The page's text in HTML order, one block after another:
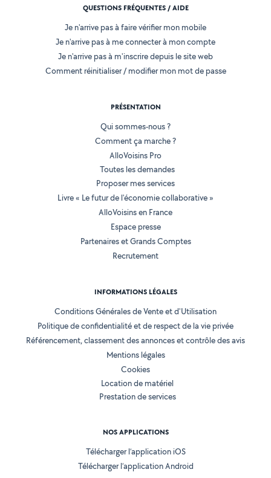
QUESTIONS FRÉQUENTES / AIDE
Je n'arrive pas à faire vérifier mon mobile
Je n'arrive pas à me connecter à mon compte
Je n'arrive pas à m'inscrire depuis le site web
Comment réinitialiser / modifier mon mot de passe
PRÉSENTATION
Qui sommes-nous ?
Comment ça marche ?
AlloVoisins Pro
Toutes les demandes
Proposer mes services
Livre « Le futur de l'économie collaborative »
AlloVoisins en France
Espace presse
Partenaires et Grands Comptes
Recrutement
INFORMATIONS LÉGALES
Conditions Générales de Vente et d'Utilisation
Politique de confidentialité et de respect de la vie privée
Référencement, classement des annonces et contrôle des avis
Mentions légales
Cookies
Location de matériel
Prestation de services
NOS APPLICATIONS
Télécharger l’application iOS
Télécharger l’application Android